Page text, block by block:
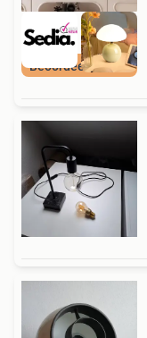
Beoordeeld met 9+